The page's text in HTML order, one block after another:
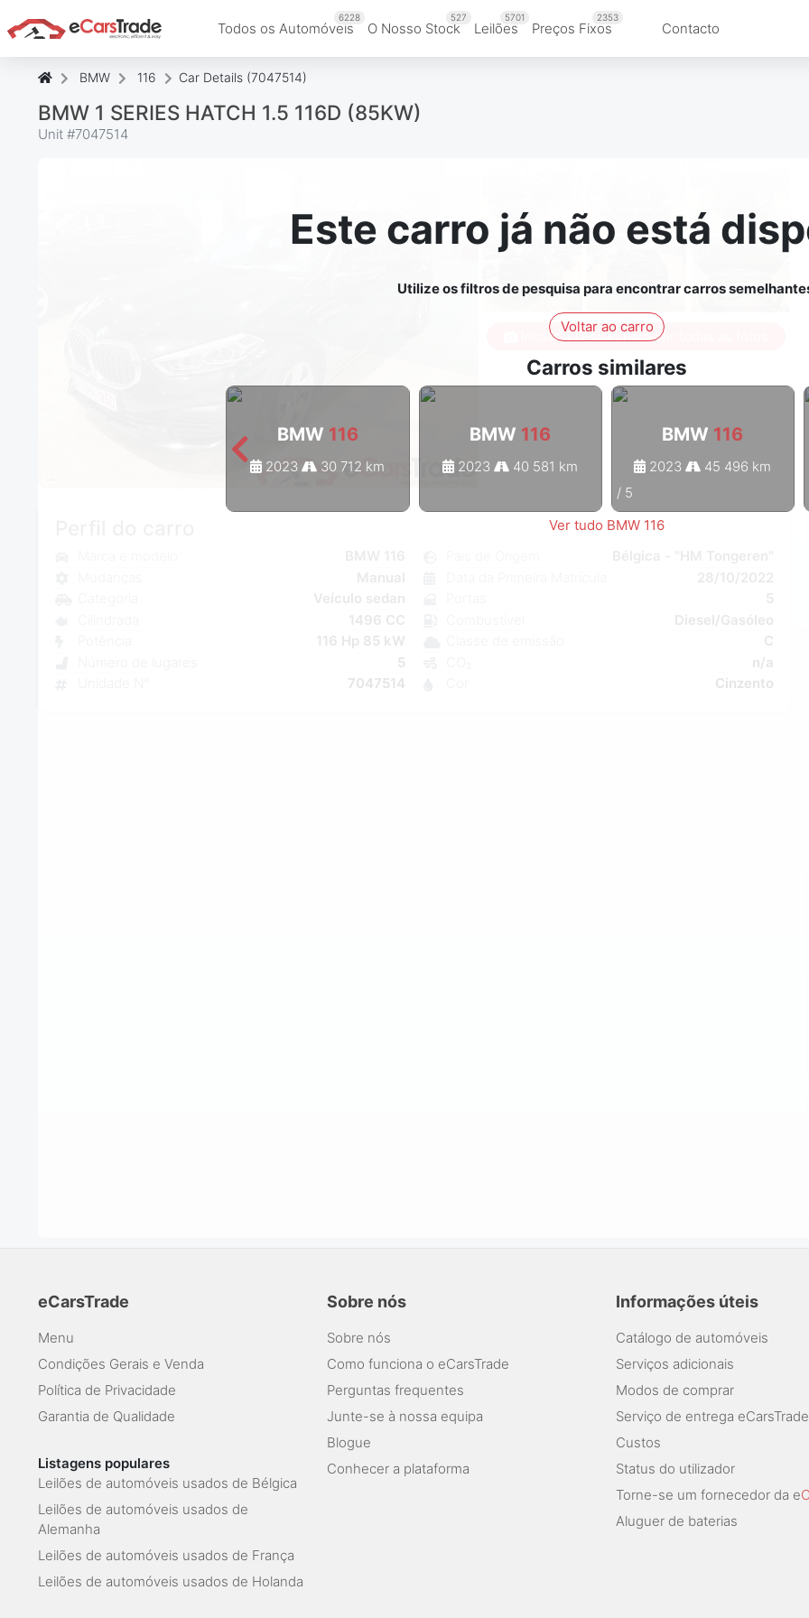
Todos os Automóveis
6228
O Nosso Stock
527
Leilões
5701
Preços Fixos
2353
Contacto
BMW 116 Car Details (7047514)
BMW 1 SERIES HATCH 1.5 116D (85KW)
Unit #7047514
Este carro já não está
Utilize os filtros de pesquisa para encontrar carros
Voltar ao carro
Carros similares
BMW 116
2023 30 712 km
BMW 116
2023 40 581 km
BMW 116
2023 45 496 km
/ 5
Ver tudo BMW 116
Iniciar a sessão para ver todas as fotos
1496 CC
116 Hp 85 kW
5
7047514
Diesel/Gasóleo
C
n/a
Cinzento
eCarsTrade
Menu
Condições Gerais e Venda
Política de Privacidade
Garantia de Qualidade
Listagens populares
Leilões de automóveis usados de Bélgica
Leilões de automóveis usados de
Alemanha
Leilões de automóveis usados de França
Leilões de automóveis usados de Holanda
Sobre nós
Sobre nós
Como funciona o eCarsTrade
Perguntas frequentes
Junte-se à nossa equipa
Blogue
Conhecer a plataforma
Informações úteis
Catálogo de automóveis
Serviços adicionais
Modos de comprar
Serviço de entrega eCarsTrade
Custos
Status do utilizador
Torne-se um fornecedor da e
Aluguer de baterias